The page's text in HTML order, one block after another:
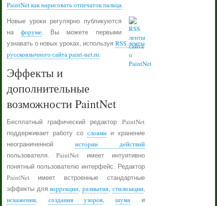
PaintNet как нарисовать отпечаток пальца.
Новые уроки регулярно публикуются
нафоруме. Вы можете первыми
узнавать о новых уроках, используя RSS ленты
русскоязычного сайта paint-net.ru.
Эффекты и
дополнительные
возможности PaintNet
Бесплатный графический редактор PaintNet
поддерживает работу со слоямии хранение
неограниченной истории действий
пользователя. PaintNet имеет интуитивно
понятный пользователю интерфейс. Редактор
PaintNet имеет встроенные стандартные
эффекты длякоррекции, размытия, стилизации,
искажения, создания узоров, шумаи